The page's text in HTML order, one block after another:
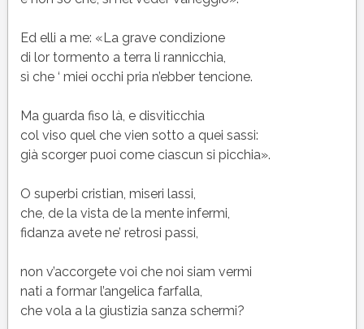
Ed elli a me: «La grave condizione
di lor tormento a terra li rannicchia,
sì che ‘ miei occhi pria n’ebber tencione.
Ma guarda fiso là, e disviticchia
col viso quel che vien sotto a quei sassi:
già scorger puoi come ciascun si picchia».
O superbi cristian, miseri lassi,
che, de la vista de la mente infermi,
fidanza avete ne’ retrosi passi,
non v’accorgete voi che noi siam vermi
nati a formar l’angelica farfalla,
che vola a la giustizia sanza schermi?